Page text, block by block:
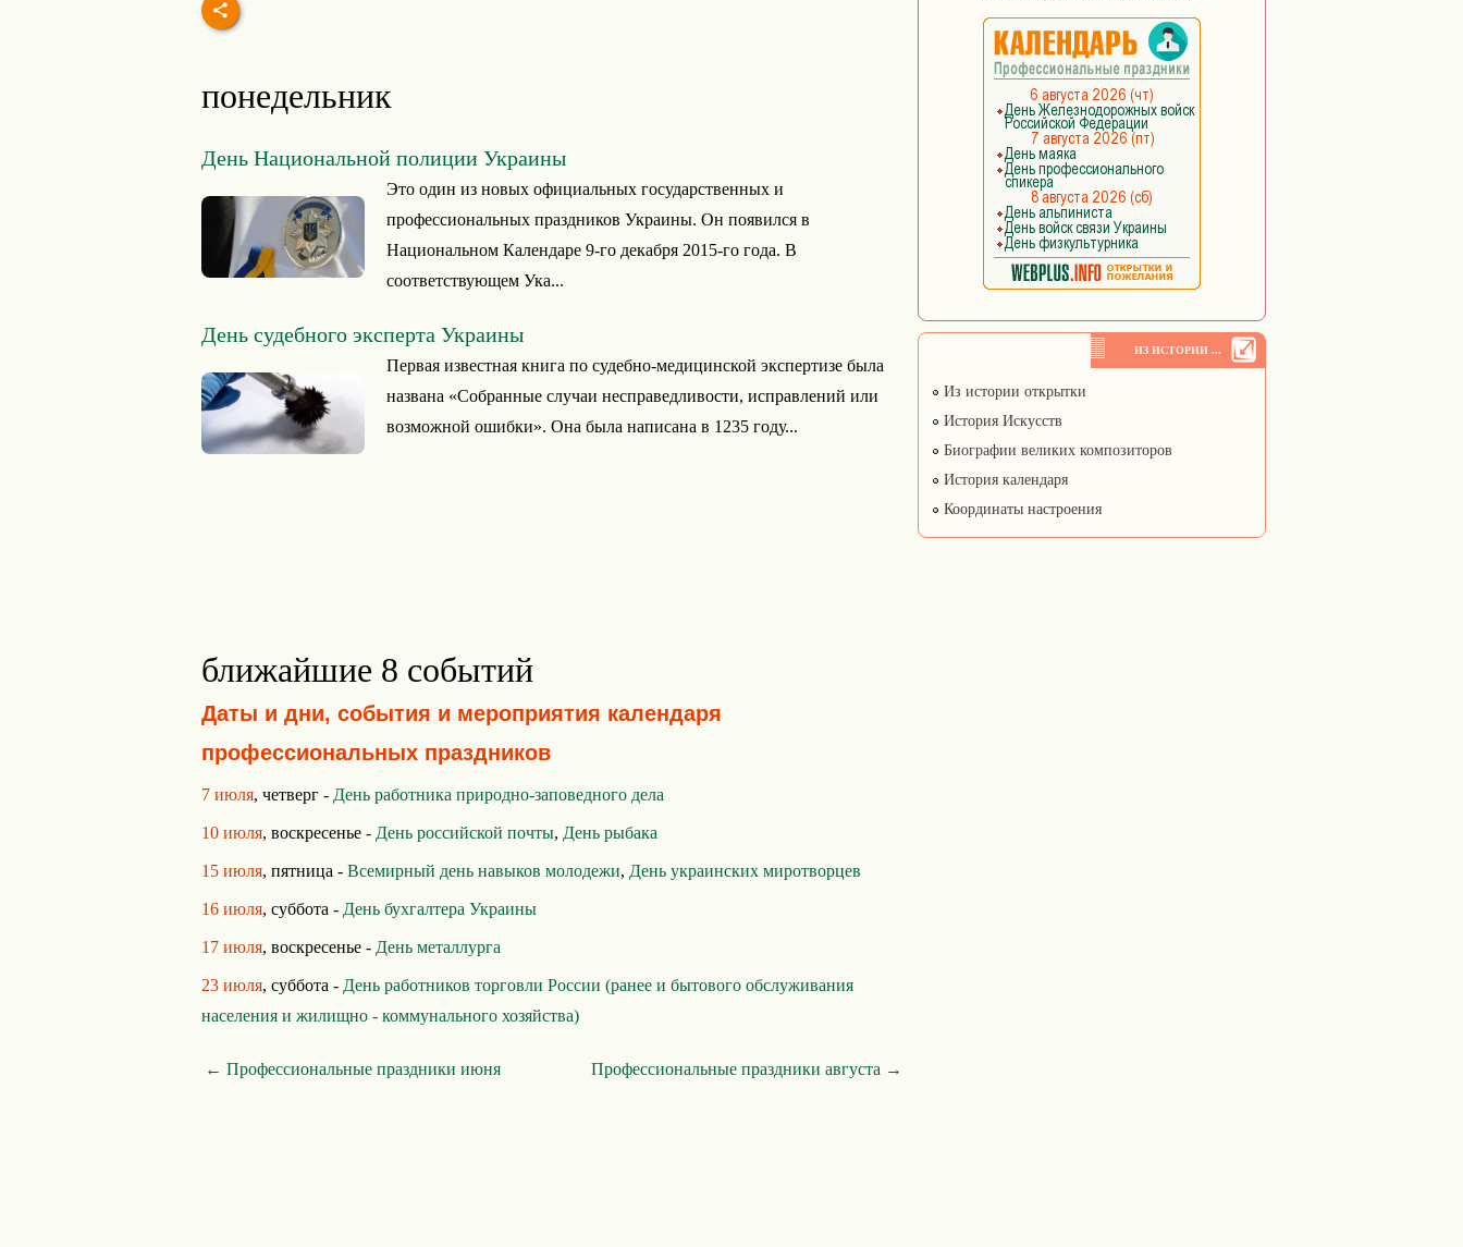
понедельник
День Национальной полиции Украины
Это один из новых официальных государственных и
профессиональных праздников Украины. Он появился в
Национальном Календаре 9-го декабря 2015-го года. В
соответствующем Ука...
День судебного эксперта Украины
Первая известная книга по судебно-медицинской экспертизе была
названа «Собранные случаи несправедливости, исправлений или
возможной ошибки». Она была написана в 1235 году...
ближайшие 8 событий
Даты и дни, события и мероприятия календаря
профессиональных праздников
7 июля, четверг - День работника природно-заповедного дела
10 июля, воскресенье - День российской почты, День рыбака
15 июля, пятница - Всемирный день навыков молодежи, День украинских миротворцев
16 июля, суббота - День бухгалтера Украины
17 июля, воскресенье - День металлурга
23 июля, суббота - День работников торговли России (ранее и бытового обслуживания
населения и жилищно - коммунального хозяйства)
← Профессиональные праздники июня Профессиональные праздники августа →
ИЗ ИСТОРИИ ...
Из истории открытки
История Искусств
Биографии великих композиторов
История календаря
Координаты настроения